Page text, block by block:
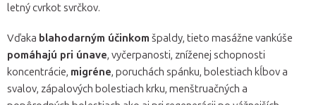
letný cvrkot svrčkov.
Vďaka blahodarným účinkom špaldy, tieto masážne vankúše
pomáhajú pri únave, vyčerpanosti, zníženej schopnosti
koncentrácie, migréne, poruchách spánku, bolestiach kĺbov a
svalov, zápalových bolestiach krku, menštruačných a